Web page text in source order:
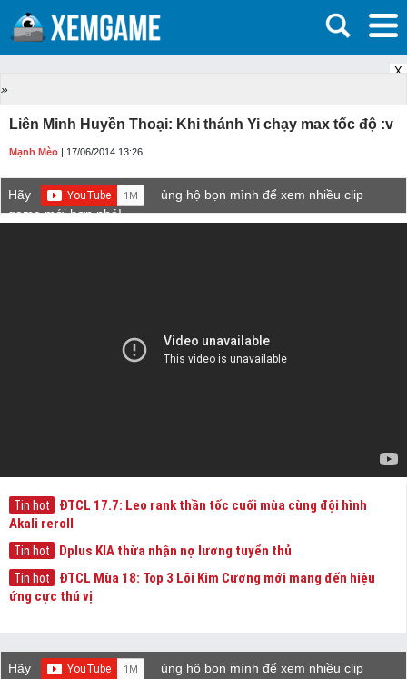
X
»
Liên Minh Huyền Thoại: Khi thánh Yi chạy max tốc độ :v
Mạnh Mèo | 17/06/2014 13:26
Hãy
ủng hộ bọn mình để xem nhiều clip
game mới hơn nhé!
Tin hot
ĐTCL 17.7: Leo rank thần tốc cuối mùa cùng đội hình
Akali reroll
Tin hot Dplus KIA thừa nhận nợ lương tuyển thủ
Tin hot
ĐTCL Mùa 18: Top 3 Lõi Kim Cương mới mang đến hiệu
ứng cực thú vị
Hãy
ủng hộ bọn mình để xem nhiều clip